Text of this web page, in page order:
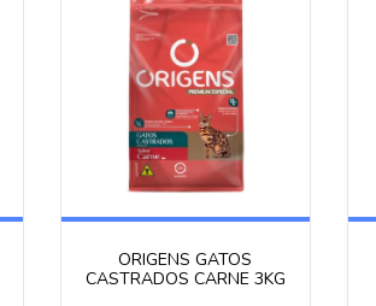
ORIGENS GATOS
CASTRADOS CARNE 3KG